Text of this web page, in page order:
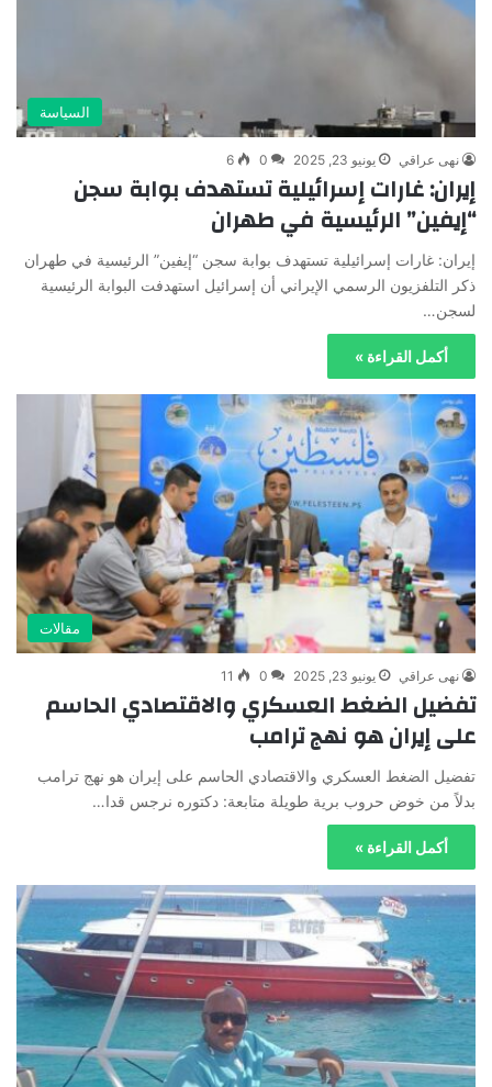
السياسة
نهى عراقي يونيو 23, 2025 0
6
إيران: غارات إسرائيلية تستهدف بوابة سجن
“إيفين” الرئيسية في طهران
إيران: غارات إسرائيلية تستهدف بوابة سجن “إيفين” الرئيسية في طهران
ذكر التلفزيون الرسمي الإيراني أن إسرائيل استهدفت البوابة الرئيسية
لسجن…
أكمل القراءة »
مقالات
نهى عراقي يونيو 23, 2025 0
11
تفضيل الضغط العسكري والاقتصادي الحاسم
على إيران هو نهج ترامب
تفضيل الضغط العسكري والاقتصادي الحاسم على إيران هو نهج ترامب
بدلاً من خوض حروب برية طويلة متابعة: دكتوره نرجس قدا…
أكمل القراءة »